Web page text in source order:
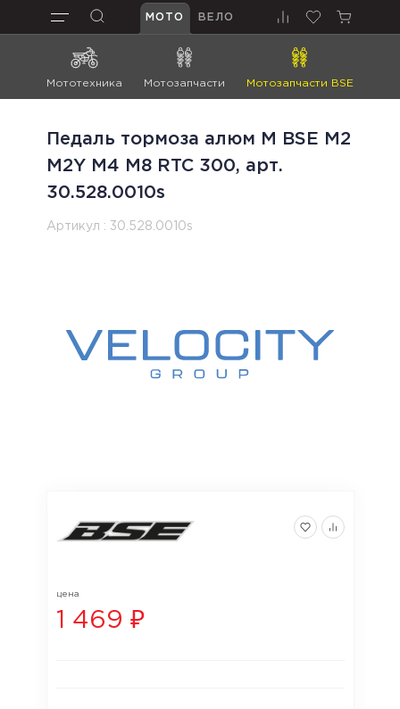
МОТО ВЕЛО
Мототехника Мотозапчасти Мотозапчасти BSE
Педаль тормоза алюм М BSE M2
M2Y M4 M8 RTC 300, арт.
30.528.0010s
Артикул : 30.528.0010s
цена
1 469 ₽